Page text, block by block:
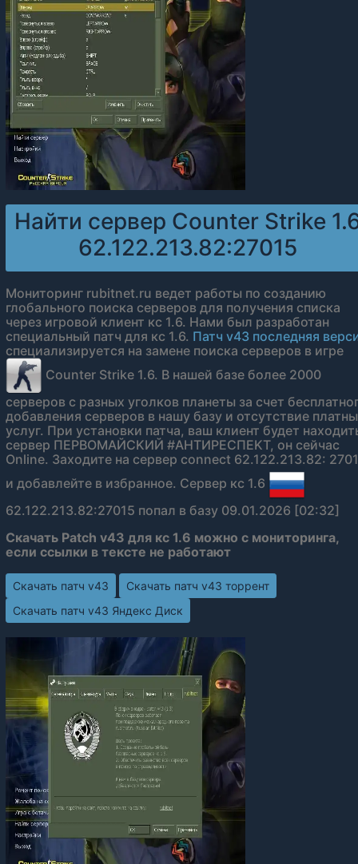
Найти сервер Counter Strike
62.122.213.82:27015
Мониторинг rubitnet.ru ведет работы по созданию
глобального поиска серверов для получения списка
через игровой клиент кс 1.6. Нами был разработан
специальный патч для кс 1.6. Патч v43 последняя
специализируется на замене поиска серверов в игре
Counter Strike 1.6. В нашей базе более 2000
серверов с разных уголков планеты за счет
добавления серверов в нашу базу и отсутствие
услуг. При установки патча, ваш клиент будет
сервер ПEPBOMAЙCKИЙ #AHTИPECПEKT, он сейчас
Online. Заходите на сервер connect 62.122.213.82:
и добавлейте в избранное. Сервер кс 1.6
62.122.213.82:27015 попал в базу 09.01.2026 [02:32]
Скачать Patch v43 для кс 1.6 можно с мониторинга,
если ссылки в тексте не работают
Скачать патч v43
Скачать патч v43 торрент
Скачать патч v43 Яндекс Диск